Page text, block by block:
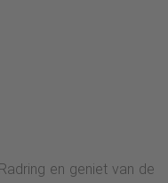
en geniet van de